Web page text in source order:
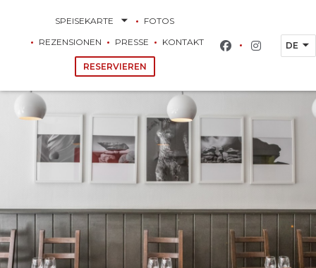
SPEISEKARTE
FOTOS
REZENSIONEN
PRESSE KONTAKT
RESERVIEREN
FacebookInstagram
DE